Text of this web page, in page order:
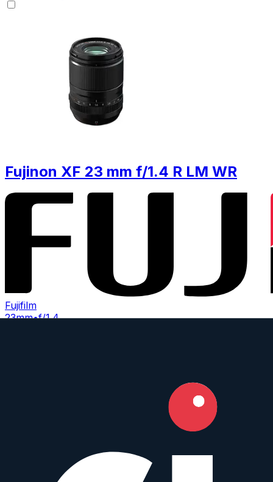
Fujinon XF 23 mm f/1.4 R LM WR
Fujifilm
23mm•f/1.4